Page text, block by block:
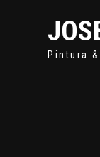
Pintura